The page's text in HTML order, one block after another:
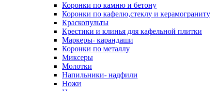
Коронки по камню и бетону
Коронки по кафелю,стеклу и керамограниту
Краскопульты
Крестики и клинья для кафельной плитки
Маркеры- карандаши
Коронки по металлу
Миксеры
Молотки
Напильники- надфили
Ножи